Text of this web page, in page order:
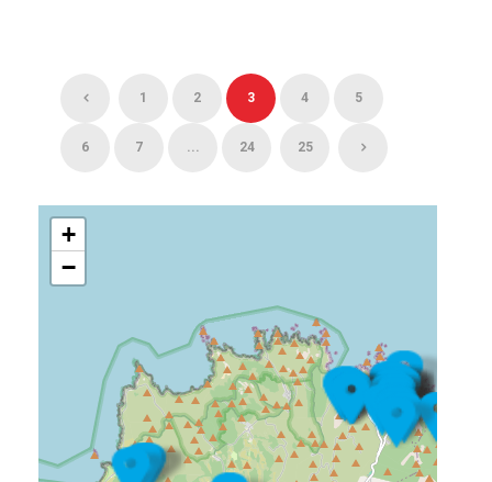
1 2 3 4 5
6 7 ... 24 25
+
−